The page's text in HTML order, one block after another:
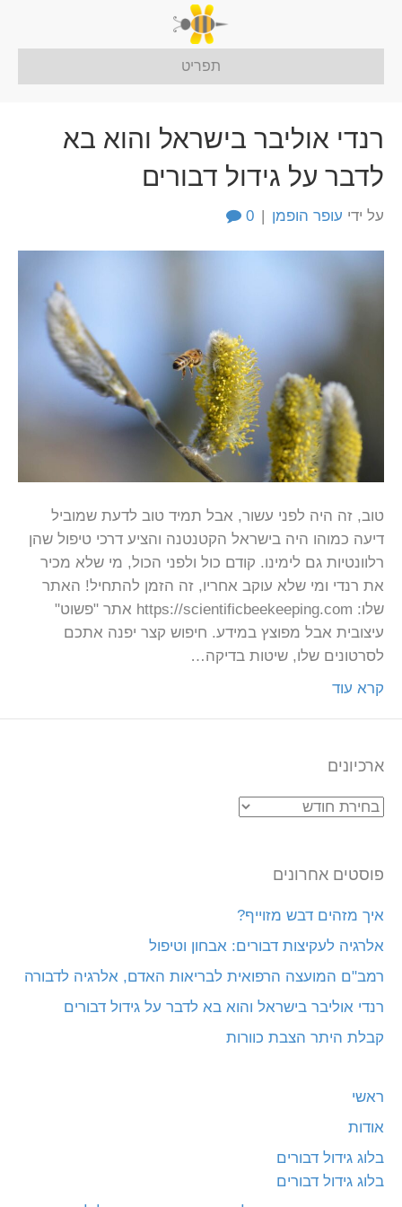
תפריט
רנדי אוליבר בישראל והוא בא
לדבר על גידול דבורים
על ידי עופר הופמן 0
טוב, זה היה לפני עשור, אבל תמיד טוב לדעת שמוביל
דיעה כמוהו היה בישראל הקטנטנה והציע דרכי טיפול שהן
רלוונטיות גם לימינו. קודם כול ולפני הכול, מי שלא מכיר
את רנדי ומי שלא עוקב אחריו, זה הזמן להתחיל! האתר
שלו: https://scientificbeekeeping.com אתר "פשוט"
עיצובית אבל מפוצץ במידע. חיפוש קצר יפנה אתכם
לסרטונים שלו, שיטות בדיקה…
קרא עוד
ארכיונים
ארכיונים
פוסטים אחרונים
איך מזהים דבש מזוייף?
אלרגיה לעקיצות דבורים: אבחון וטיפול
רמב"ם המועצה הרפואית לבריאות האדם, אלרגיה לדבורה
רנדי אוליבר בישראל והוא בא לדבר על גידול דבורים
קבלת היתר הצבת כוורות
ראשי
אודות
בלוג גידול דבורים
בלוג גידול דבורים